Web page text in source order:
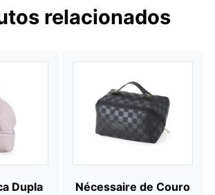
relacionados
Dupla
Nécessaire de Couro